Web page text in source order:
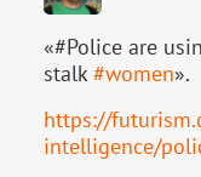
«#Police are
stalk#women».
https://
intelligence/